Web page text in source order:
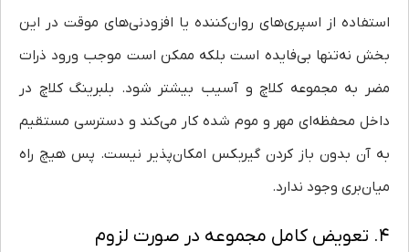
استفاده از اسپری‌های روان‌کننده یا افزودنی‌های موقت در این
بخش نه‌تنها بی‌فایده است بلکه ممکن است موجب ورود ذرات
مضر به مجموعه کلاچ و آسیب بیشتر شود. بلبرینگ کلاچ در
داخل محفظه‌ای مهر و موم شده کار می‌کند و دسترسی مستقیم
به آن بدون باز کردن گیربکس امکان‌پذیر نیست. پس هیچ راه
میان‌بری وجود ندارد.
۴. تعویض کامل مجموعه در صورت لزوم